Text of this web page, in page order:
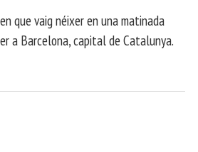
que vaig néixer en una matinada
a Barcelona, capital de Catalunya.